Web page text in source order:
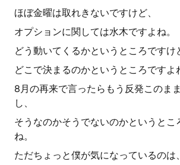
ほぼ金曜は取れきないですけど、
オプションに関しては水木ですよね。
どう動いてくるかというところですけ
どこで決まるのかというところですよ
8月の再来で言ったらもう反発このま
し、
そうなのかそうでないのかというとこ
ね。
ただちょっと僕が気になっているのは、